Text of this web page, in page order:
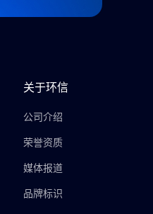
关于环信
公司介绍
荣誉资质
媒体报道
品牌标识